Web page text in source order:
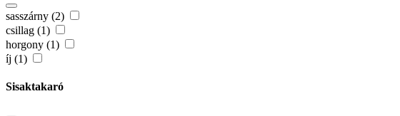
sasszárny (2)
csillag (1)
horgony (1)
íj (1)
Sisaktakaró